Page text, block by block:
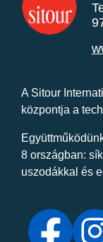
A Sitour
központja a
8 országban:
uszodákkal és